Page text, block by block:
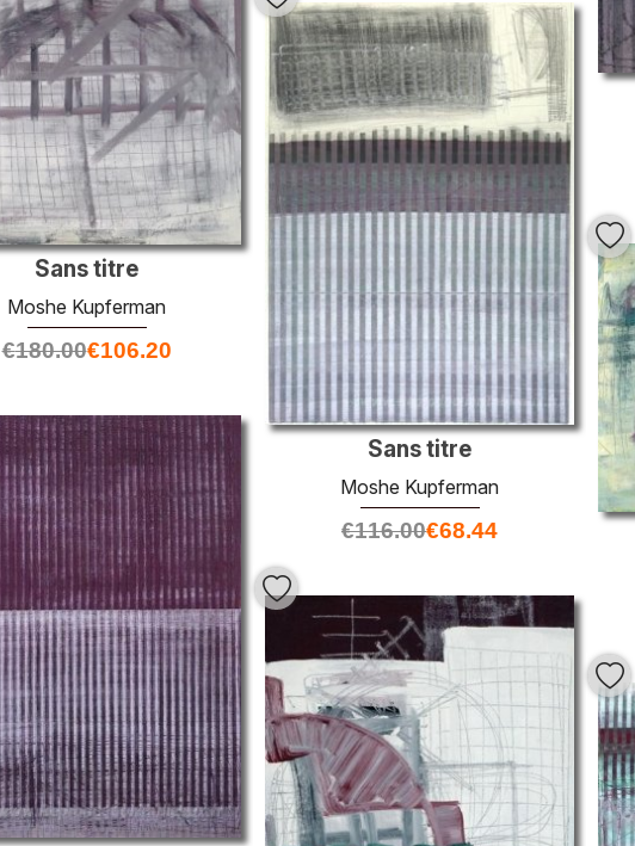
Sans titre
Moshe Kupferman
€180.00€106.20
Sans titre
Moshe Kupferman
€116.00€68.44